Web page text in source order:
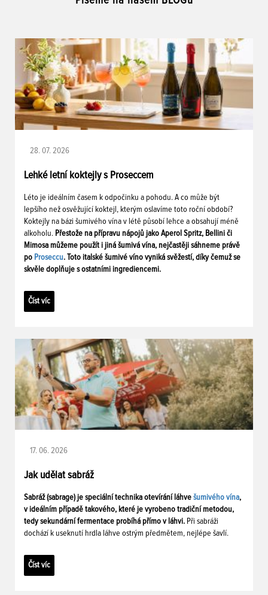
28. 07. 2026
Lehké letní koktejly s Proseccem
Léto je ideálním časem k odpočinku a pohodu. A co může být
lepšího než osvěžující koktejl, kterým oslavíme toto roční období?
Koktejly na bázi šumivého vína v létě působí lehce a obsahují méně
alkoholu. Přestože na přípravu nápojů jako Aperol Spritz, Bellini či
Mimosa můžeme použít i jiná šumivá vína, nejčastěji sáhneme právě
po Proseccu. Toto italské šumivé víno vyniká svěžestí, díky čemuž se
skvěle doplňuje s ostatními ingrediencemi.
Číst víc
17. 06. 2026
Jak udělat sabráž
Sabráž (sabrage) je speciální technika otevírání láhve šumivého vína,
v ideálním případě takového, které je vyrobeno tradiční metodou,
tedy sekundární fermentace probíhá přímo v láhvi. Při sabráži
dochází k useknutí hrdla láhve ostrým předmětem, nejlépe šavlí.
Číst víc